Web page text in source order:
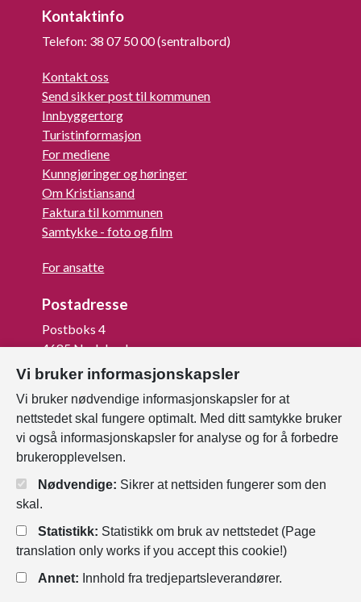
Kontaktinfo
Telefon: 38 07 50 00 (sentralbord)
Kontakt oss
Send sikker post til kommunen
Innbyggertorg
Turistinformasjon
For mediene
Kunngjøringer og høringer
Om Kristiansand
Faktura til kommunen
Samtykke - foto og film
For ansatte
Postadresse
Postboks 4
4685 Nodeland
Org.nr: 820 852 982
Last ned vår innbygger -app
Vi bruker informasjonskapsler
Vi bruker nødvendige informasjonskapsler for at
nettstedet skal fungere optimalt. Med ditt samtykke bruker
vi også informasjonskapsler for analyse og for å forbedre
brukeropplevelsen.
Nødvendige: Sikrer at nettsiden fungerer som den
skal.
Statistikk: Statistikk om bruk av nettstedet (Page
translation only works if you accept this cookie!)
Annet: Innhold fra tredjepartsleverandører.